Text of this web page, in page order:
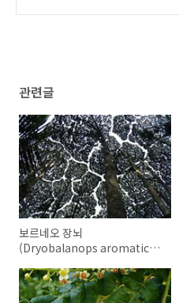
관련글
보르네오 장뇌
(Dryobalanops aromatica):
의 본질"(4)